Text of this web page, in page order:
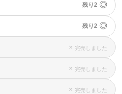
残り2 ◎
残り2 ◎
× 完売しました
× 完売しました
× 完売しました